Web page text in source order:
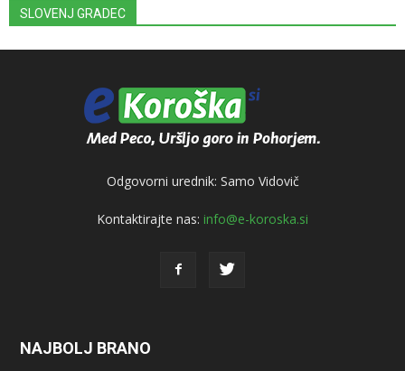
SLOVENJ GRADEC
Odgovorni urednik: Samo Vidovič
Kontaktirajte nas: info@e-koroska.si
NAJBOLJ BRANO